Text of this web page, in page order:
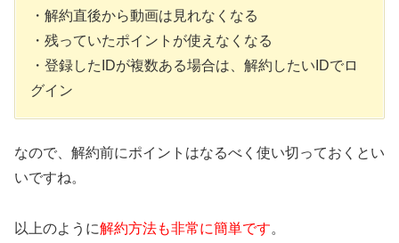
・解約直後から動画は見れなくなる
・残っていたポイントが使えなくなる
・登録したIDが複数ある場合は、解約したいIDでロ
グイン
なので、解約前にポイントはなるべく使い切っておくとい
いですね。
以上のように解約方法も非常に簡単です。